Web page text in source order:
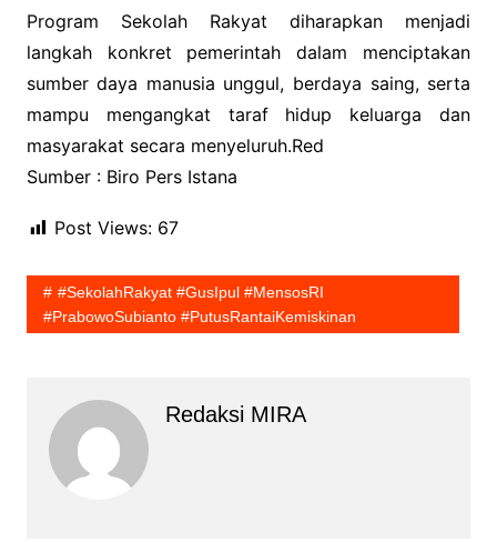
Program Sekolah Rakyat diharapkan menjadi
langkah konkret pemerintah dalam menciptakan
sumber daya manusia unggul, berdaya saing, serta
mampu mengangkat taraf hidup keluarga dan
masyarakat secara menyeluruh.Red
Sumber : Biro Pers Istana
Post Views: 67
#SekolahRakyat #GusIpul #MensosRI
#PrabowoSubianto #PutusRantaiKemiskinan
Redaksi MIRA